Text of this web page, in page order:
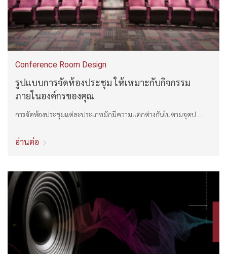
Conference Room Design
รูปแบบการจัดห้องประชุม ให้เหมาะกับกิจกรรม
ภายในองค์กรของคุณ
การจัดห้องประชุมแต่ละประเภทมักมีความแตกต่างกันไปตามจุดป ...
อ่านต่อ